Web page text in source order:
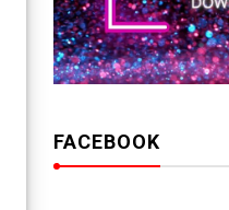
FACEBOOK